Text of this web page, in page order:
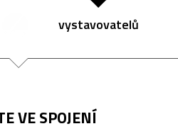
vystavovatelů
VE SPOJENÍ